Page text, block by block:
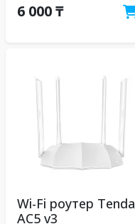
6 000 ₸
Wi-Fi роутер Tenda
AC5 v3